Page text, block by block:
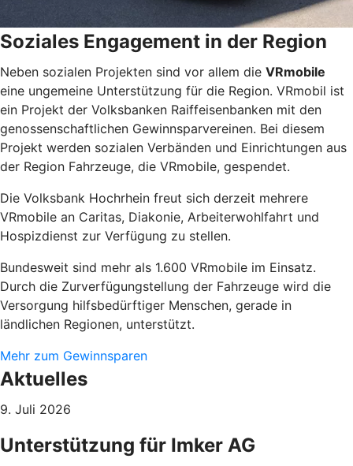
Soziales Engagement in der Region
Neben sozialen Projekten sind vor allem die VRmobile
eine ungemeine Unterstützung für die Region. VRmobil ist
ein Projekt der Volksbanken Raiffeisenbanken mit den
genossenschaftlichen Gewinnsparvereinen. Bei diesem
Projekt werden sozialen Verbänden und Einrichtungen aus
der Region Fahrzeuge, die VRmobile, gespendet.
Die Volksbank Hochrhein freut sich derzeit mehrere
VRmobile an Caritas, Diakonie, Arbeiterwohlfahrt und
Hospizdienst zur Verfügung zu stellen.
Bundesweit sind mehr als 1.600 VRmobile im Einsatz.
Durch die Zurverfügungstellung der Fahrzeuge wird die
Versorgung hilfsbedürftiger Menschen, gerade in
ländlichen Regionen, unterstützt.
Mehr zum Gewinnsparen
Aktuelles
9. Juli 2026
Unterstützung für Imker AG